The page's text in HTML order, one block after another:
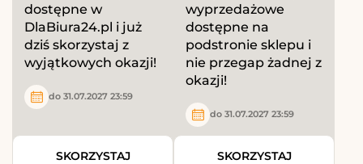
dostępne w
DlaBiura24.pl i już
dziś skorzystaj z
wyjątkowych okazji!
do 31.07.2027 23:59
SKORZYSTAJ
wyprzedażowe
dostępne na
podstronie sklepu i
nie przegap żadnej z
okazji!
do 31.07.2027 23:59
SKORZYSTAJ